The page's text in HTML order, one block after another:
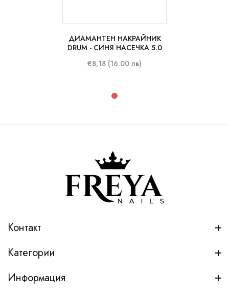
ДИАМАНТЕН НАКРАЙНИК
DRUM - СИНЯ НАСЕЧКА 5.0
€8,18 (16.00 лв)
Контакт
Категории
Информация